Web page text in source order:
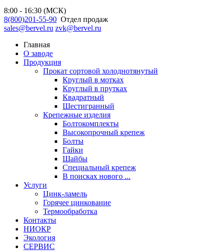
8:00 - 16:30 (МСК)
8(800)201-55-90 Отдел продаж
sales@bervel.ru zvk@bervel.ru
Главная
О заводе
Продукция
Прокат сортовой холоднотянутый
Круглый в мотках
Круглый в прутках
Квадратный
Шестигранный
Крепежные изделия
Болтокомплекты
Высокопрочный крепеж
Болты
Гайки
Шайбы
Специальный крепеж
В поисках нового ...
Услуги
Цинк-ламель
Горячее цинкование
Термообработка
Контакты
НИОКР
Экология
СЕРВИС